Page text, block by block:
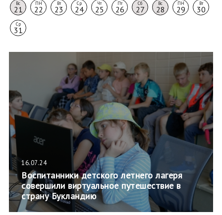
Вс
21
ПН
22
Вт
23
Ср
24
Чт
25
Пт
26
Сб
27
Вс
28
ПН
29
Вт
30
Ср
31
16.07.24
Воспитанники детского летнего лагеря
совершили виртуальное путешествие в
страну Букландию